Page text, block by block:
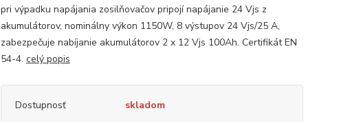
pri výpadku napájania zosilňovačov pripojí napájanie 24 Vjs z
akumulátorov, nominálny výkon 1150W, 8 výstupov 24 Vjs/25 A,
zabezpečuje nabíjanie akumulátorov 2 x 12 Vjs 100Ah. Certifikát EN
54-4. celý popis
Dostupnosť skladom